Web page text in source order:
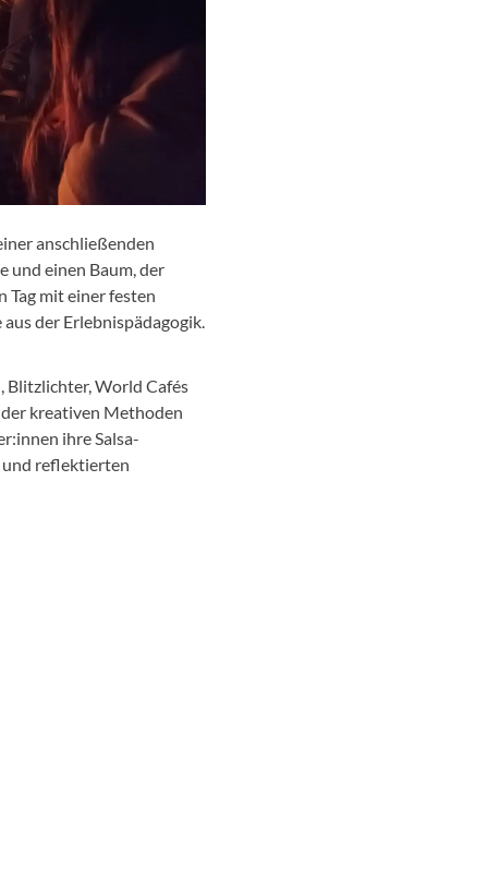
anschließenden
und einen Baum, der
Tag mit einer festen
der Erlebnispädagogik.
Blitzlichter, World Cafés
kreativen Methoden
ihre Salsa-
und reflektierten